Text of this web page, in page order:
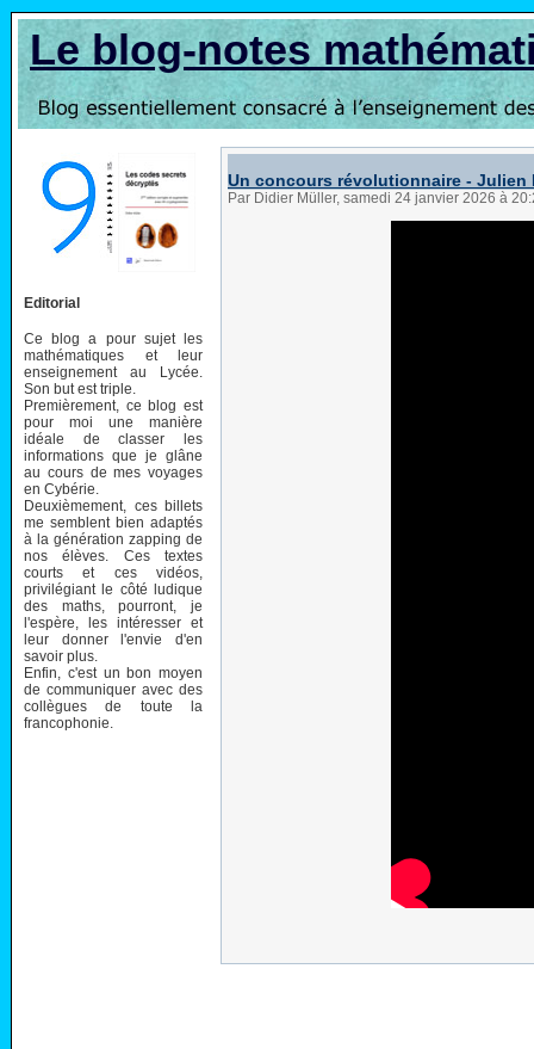
Le blog-notes
Editorial
Ce blog a pour sujet les
mathématiques et leur
enseignement au Lycée.
Son but est triple.
Premièrement, ce blog est
pour moi une manière
idéale de classer les
informations que je glâne
au cours de mes voyages
en Cybérie.
Deuxièmement, ces billets
me semblent bien adaptés
à la génération zapping de
nos élèves. Ces textes
courts et ces vidéos,
privilégiant le côté ludique
des maths, pourront, je
l'espère, les intéresser et
leur donner l'envie d'en
savoir plus.
Enfin, c'est un bon moyen
de communiquer avec des
collègues de toute la
francophonie.
Un concours révolutionnaire - Julien
Par Didier Müller, samedi 24 janvier 2026 à